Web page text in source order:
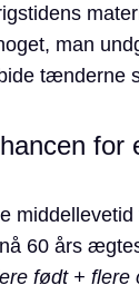
man
tænderne
for
60 års
født + flere